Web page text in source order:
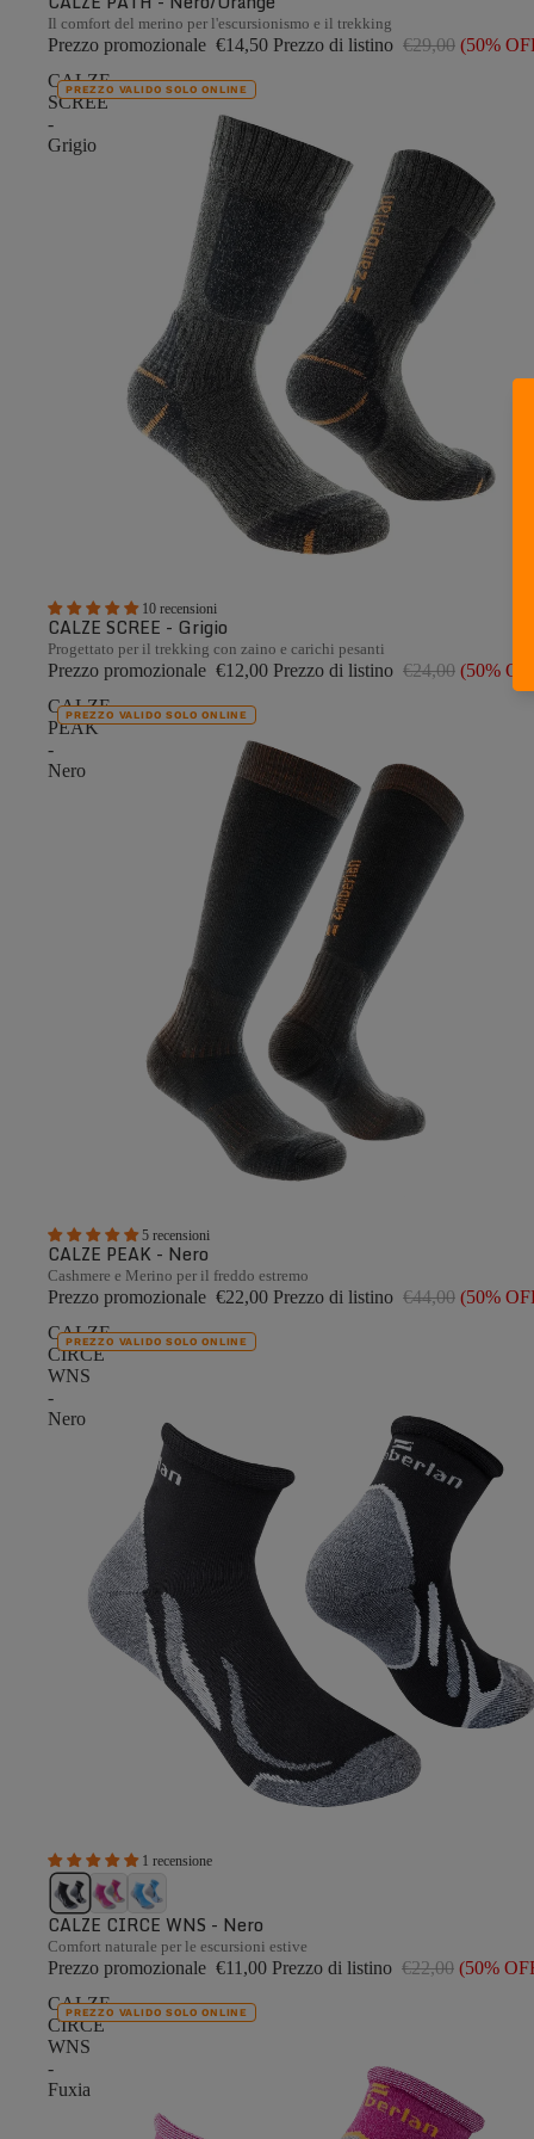
Il comfort del merino per l'escursionismo e il trekking
Prezzo promozionale €14,50 Prezzo di listino €29,00 (50%
CALZE
SCREE
-
Grigio
10 recensioni
PREZZO VALIDO SOLO ONLINE
CALZE SCREE - Grigio
Progettato per il trekking con zaino e carichi pesanti
Prezzo promozionale €12,00 Prezzo di listino €24,00 (50%
CALZE
PEAK
-
Nero
5 recensioni
PREZZO VALIDO SOLO ONLINE
CALZE PEAK - Nero
Cashmere e Merino per il freddo estremo
Prezzo promozionale €22,00 Prezzo di listino €44,00 (50%
CALZE
CIRCE
WNS
-
Nero
1 recensione
PREZZO VALIDO SOLO ONLINE
CALZE CIRCE WNS - Nero
Comfort naturale per le escursioni estive
Prezzo promozionale €11,00 Prezzo di listino €22,00 (50%
CALZE
CIRCE
WNS
-
Fuxia
PREZZO VALIDO SOLO ONLINE